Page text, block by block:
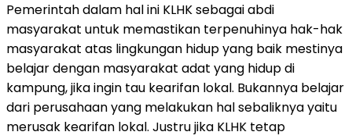
Pemerintah dalam hal ini KLHK sebagai abdi
masyarakat untuk memastikan terpenuhinya hak-hak
masyarakat atas lingkungan hidup yang baik mestinya
belajar dengan masyarakat adat yang hidup di
kampung, jika ingin tau kearifan lokal. Bukannya belajar
dari perusahaan yang melakukan hal sebaliknya yaitu
merusak kearifan lokal. Justru jika KLHK tetap